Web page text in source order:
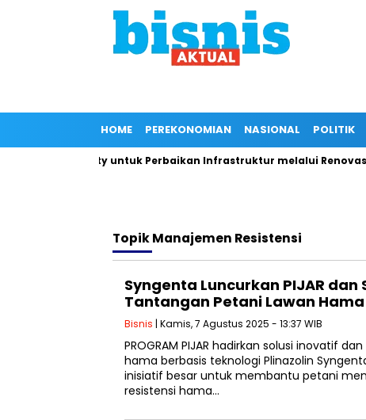
HOME PEREKONOMIAN NASIONAL POLITIK
IPB University untuk Perbaikan Infrastruktur melalui Renovasi
TopikManajemen Resistensi
Syngenta Luncurkan PIJAR dan
Tantangan Petani Lawan Hama
Bisnis | Kamis, 7 Agustus 2025 - 13:37 WIB
PROGRAM PIJAR hadirkan solusi inovatif
hama berbasis teknologi Plinazolin
inisiatif besar untuk membantu petani
resistensi hama…